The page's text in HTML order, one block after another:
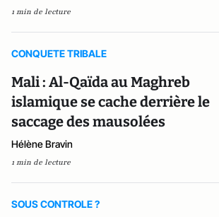
1 min de lecture
CONQUETE TRIBALE
Mali : Al-Qaïda au Maghreb
islamique se cache derrière le
saccage des mausolées
Hélène Bravin
1 min de lecture
SOUS CONTROLE ?